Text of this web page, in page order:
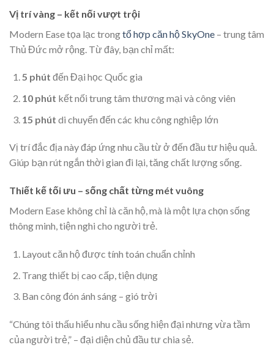
Vị trí vàng – kết nối vượt trội
Modern Ease tọa lạc trongtổ hợp căn hộ SkyOne – trung tâm
Thủ Đức mở rộng. Từ đây, bạn chỉ mất:
5 phút đến Đại học Quốc gia
10 phút kết nối trung tâm thương mại và công viên
15 phút di chuyển đến các khu công nghiệp lớn
Vị trí đắc địa này đáp ứng nhu cầu từ ở đến đầu tư hiệu quả.
Giúp bạn rút ngắn thời gian đi lại, tăng chất lượng sống.
Thiết kế tối ưu – sống chất từng mét vuông
Modern Ease không chỉ là căn hộ, mà là một lựa chọn sống
thông minh, tiện nghi cho người trẻ.
Layout căn hộ được tính toán chuẩn chỉnh
Trang thiết bị cao cấp, tiện dụng
Ban công đón ánh sáng – gió trời
“Chúng tôi thấu hiểu nhu cầu sống hiện đại nhưng vừa tầm
của người trẻ,” – đại diện chủ đầu tư chia sẻ.